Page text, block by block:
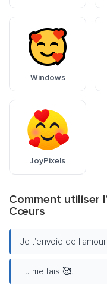
Windows
JoyPixels
Comment utiliser
Cœurs
Je t'envoie de
Tu me fais 🥰.